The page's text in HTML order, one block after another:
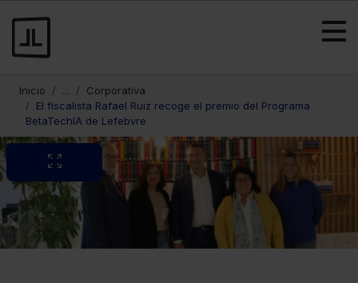
Inicio ...
Corporativa
El fiscalista Rafael Ruiz recoge el premio del Programa
BetaTechIA de Lefebvre